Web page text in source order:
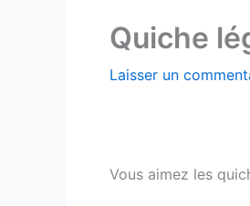
Quiche
Laisser un
Vous aimez les